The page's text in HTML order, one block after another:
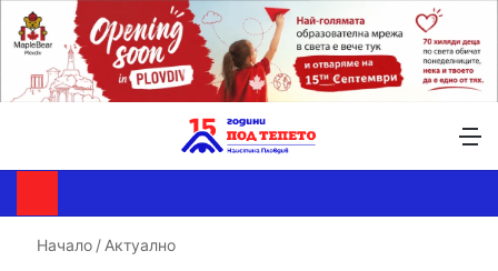
Начало / Актуално